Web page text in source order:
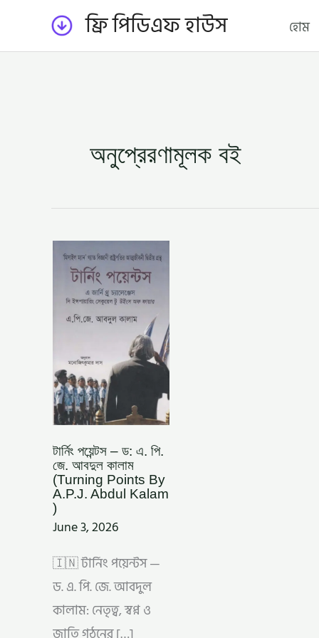
content
ফ্রি পিডিএফ হাউস হোম
অনুপ্রেরণামূলক বই
টার্নিং পয়েন্টস – ড: এ. পি.
জে. আবদুল কালাম
(Turning Points By
A.P.J. Abdul Kalam
)
June 3, 2026
🇮🇳 টার্নিং পয়েন্টস —
ড. এ. পি. জে. আবদুল
কালাম: নেতৃত্ব, স্বপ্ন ও
টার্নিং
পয়েন্টস
–
ড:
এ.
পি.
জে.
আবদুল
(TURNING
POINTS
BY
A.P.J.
ABDUL
KALAM
)